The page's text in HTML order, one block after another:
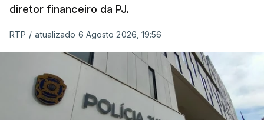
diretor financeiro da PJ.
RTP / atualizado 6 Agosto 2026, 19:56